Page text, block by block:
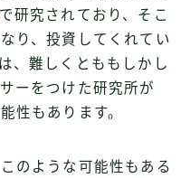
研究されており、そこ
り、投資してくれてい
、難しくとももしかし
ーをつけた研究所が
性もあります。
のような可能性もある